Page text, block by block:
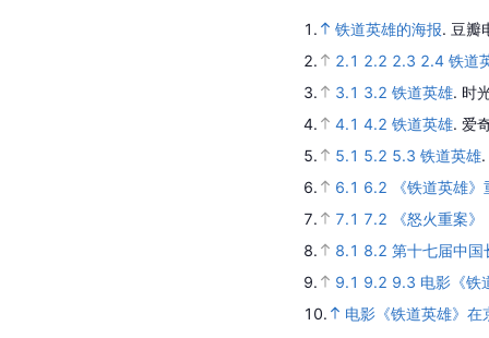
1. 铁道英雄的海报. 豆瓣
2.
2.1 2.2 2.3 2.4 铁道
3.
3.1 3.2 铁道英雄. 时
4.
4.1 4.2 铁道英雄. 爱
5.
5.1 5.2 5.3 铁道英雄.
6.
6.1 6.2
《铁道英雄
7.
7.1 7.2
《怒火重案
8.
8.1 8.2 第十七届中国
9.
9.1 9.2 9.3 电影《铁
10.
电影《铁道英雄》